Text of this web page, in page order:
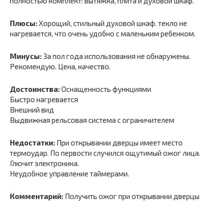
Плюсы:Хорощий, стильный духовой шкаф. текло не
нагревается, что очень удобно с маленьким ребенком.
Минусы: За пол года использования не обнаружены.
Рекомендую. Цена, качество.
Достоинства:Оснащенность функциями
Быстро нагревается
Внешний вид
Выдвижная рельсовая система с ограничителем
Недостатки: При открывании дверцы имеет место
термоудар. По первости случился ощутимый ожог лица.
Глючит электроника.
Неудобное управление таймерами.
Комментарий: Получить ожог при открывании дверцы